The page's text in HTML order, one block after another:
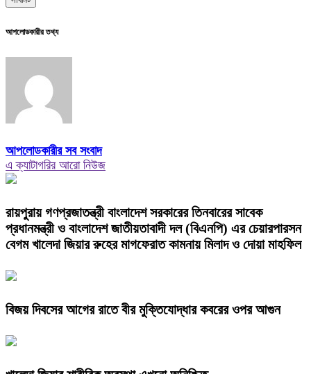
আপলোডকারীর তথ্য
আপলোডকারীর সব সংবাদ
এ ক্যাটাগরির আরো নিউজ
রায়পুরায় গণপ্রজাতন্ত্রী বাংলাদেশ সরকারের তিনবারের সাবেক
প্রধানমন্ত্রী ও বাংলাদেশ জাতীয়তাবাদী দল (বিএনপি) এর চেয়ারপারসন
বেগম খালেদা জিয়ার রুহের মাগফেরাত কামনায় মিলাদ ও দোয়া মাহফিল
বিজয় দিবসের আগের রাতে বীর মুক্তিযোদ্ধার কবরের ওপর আগুন